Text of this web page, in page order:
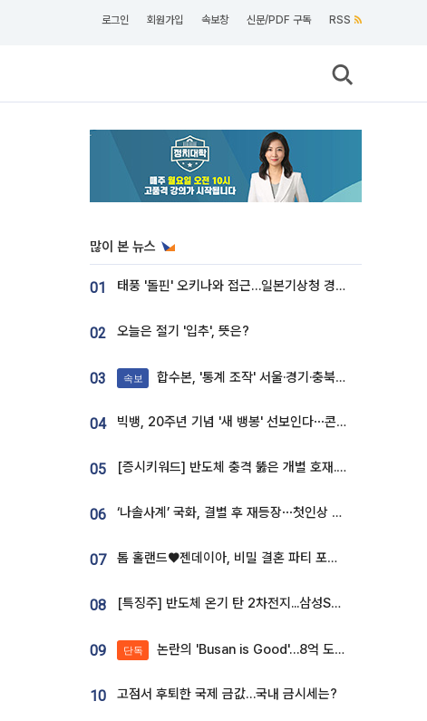
로그인 회원가입 속보창 신문/PDF 구독 RSS
많이 본 뉴스
01 태풍 '돌핀' 오키나와 접근…일본기상청 경로 업데이트
02 오늘은 절기 '입추', 뜻은?
03 속보 합수본, '통계 조작' 서울·경기·충북 선관위 등 추가 압수수색
04 빅뱅, 20주년 기념 '새 뱅봉' 선보인다⋯콘서트 앞두고 팝업 개최
05 [증시키워드] 반도체 충격 뚫은 개별 호재...포스코퓨처엠·에코프로·한화솔루션 '눈길'
06 ‘나솔사계’ 국화, 결별 후 재등장⋯첫인상 투표 휩쓸고 ‘인기녀’ 등극
07 톰 홀랜드♥젠데이아, 비밀 결혼 파티 포착⋯호텔 대관비만 9억
08 [특징주] 반도체 온기 탄 2차전지...삼성SDI, 장 초반 7% 넘게 껑충
09 단독 논란의 'Busan is Good'…8억 도시브랜드, 용산 대통령실 CI 업체가 수행
10 고점서 후퇴한 국제 금값…국내 금시세는?